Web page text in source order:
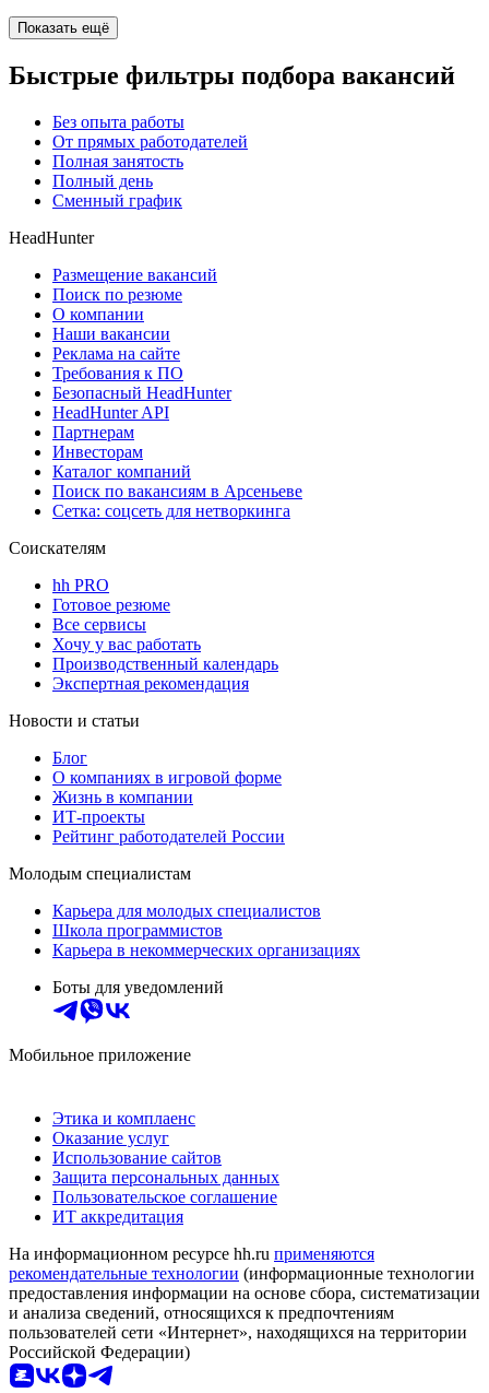
Показать ещё
Быстрые фильтры подбора вакансий
Без опыта работы
От прямых работодателей
Полная занятость
Полный день
Сменный график
HeadHunter
Размещение вакансий
Поиск по резюме
О компании
Наши вакансии
Реклама на сайте
Требования к ПО
Безопасный HeadHunter
HeadHunter API
Партнерам
Инвесторам
Каталог компаний
Поиск по вакансиям в Арсеньеве
Сетка: соцсеть для нетворкинга
Соискателям
hh PRO
Готовое резюме
Все сервисы
Хочу у вас работать
Производственный календарь
Экспертная рекомендация
Новости и статьи
Блог
О компаниях в игровой форме
Жизнь в компании
ИТ-проекты
Рейтинг работодателей России
Молодым специалистам
Карьера для молодых специалистов
Школа программистов
Карьера в некоммерческих организациях
Боты для уведомлений
Мобильное приложение
Этика и комплаенс
Оказание услуг
Использование сайтов
Защита персональных данных
Пользовательское соглашение
ИТ аккредитация
На информационном ресурсе hh.ru применяются
рекомендательные технологии (информационные технологии
предоставления информации на основе сбора, систематизации
и анализа сведений, относящихся к предпочтениям
пользователей сети «Интернет», находящихся на территории
Российской Федерации)